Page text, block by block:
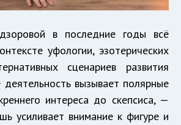
в последние годы всё
уфологии, эзотерических
сценариев развития
деятельность вызывает полярные
интереса до скепсиса, —
усиливает внимание к фигуре и